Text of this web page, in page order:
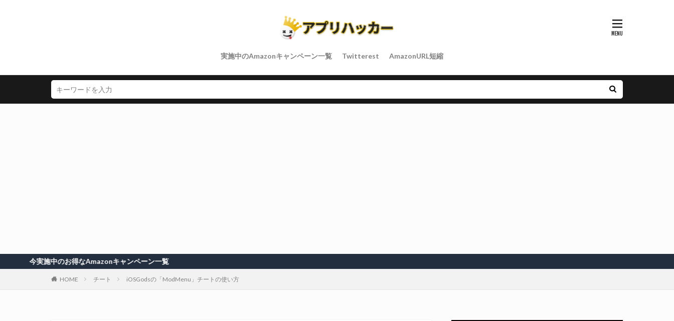
実施中のAmazonキャンペーン一覧 Twitterest AmazonURL短縮
中のお得なAmazonキャンペーン一覧
HOME チート iOSGodsの「ModMenu」チートの使い方